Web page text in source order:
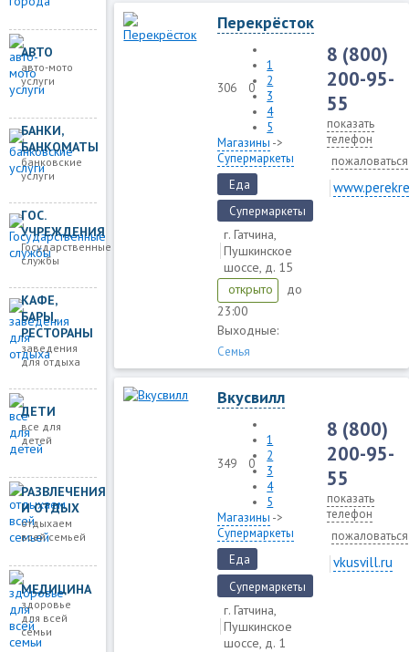
АВТО
авто-мото
услуги
БАНКИ,
БАНКОМАТЫ
банковские
услуги
ГОС.
УЧРЕЖДЕНИЯ
Государственные
службы
КАФЕ,
БАРЫ,
РЕСТОРАНЫ
заведения
для отдыха
ДЕТИ
все для
детей
РАЗВЛЕЧЕНИЯ
И ОТДЫХ
отдыхаем
всей семьей
МЕДИЦИНА
здоровье
для всей
семьи
Перекрёсток
306 0
1
2
3
4
5
Магазины ->
Супермаркеты
Еда
Супермаркеты
г. Гатчина,
Пушкинское
шоссе, д. 15
открыто
до
23:00
Выходные:
Семья
8 (800)
200-95-
55
показать
телефон
пожаловаться
Вкусвилл
349 0
1
2
3
4
5
Магазины ->
Супермаркеты
Еда
Супермаркеты
г. Гатчина,
Пушкинское
шоссе, д. 1
8 (800)
200-95-
55
показать
телефон
пожаловаться
vkusvill.ru